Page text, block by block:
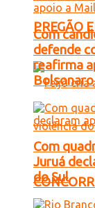
PREGÃO
Com
defende
reafirma
Bolsonaro
Com
Juruá
do Sul